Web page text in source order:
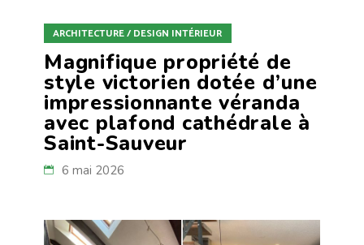
ARCHITECTURE / DESIGN INTÉRIEUR
Magnifique propriété de
style victorien dotée d’une
impressionnante véranda
avec plafond cathédrale à
Saint-Sauveur
6 mai 2026